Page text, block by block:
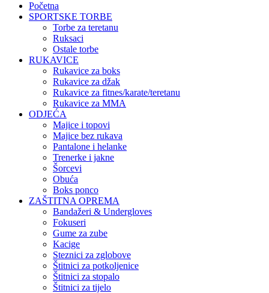
Početna
SPORTSKE TORBE
Torbe za teretanu
Ruksaci
Ostale torbe
RUKAVICE
Rukavice za boks
Rukavice za džak
Rukavice za fitnes/karate/teretanu
Rukavice za MMA
ODJEĆA
Majice i topovi
Majice bez rukava
Pantalone i helanke
Trenerke i jakne
Šorcevi
Obuća
Boks ponco
ZAŠTITNA OPREMA
Bandažeri & Undergloves
Fokuseri
Gume za zube
Kacige
Steznici za zglobove
Štitnici za potkoljenice
Štitnici za stopalo
Štitnici za tijelo